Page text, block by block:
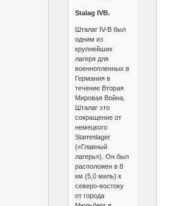
Stalag IVB.
Шталаг IV-B был
одним из
крупнейших
лагеря для
военнопленных в
Германия в
течение Вторая
Мировая Война.
Шталаг это
сокращение от
немецкого
Stammlager
(«Главный
лагерь»). Он был
расположен в 8
км (5,0 миль) к
северо-востоку
от города